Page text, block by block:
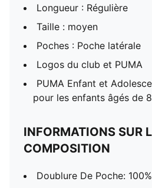
Longueur : Régulière
Taille : moyen
Poches : Poche latérale
Logos du club et PUMA
PUMA Enfant et
pour les enfants âgés de
INFORMATIONS SUR
COMPOSITION
Doublure De Poche: